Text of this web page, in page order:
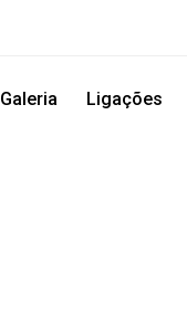
Galeria Ligações